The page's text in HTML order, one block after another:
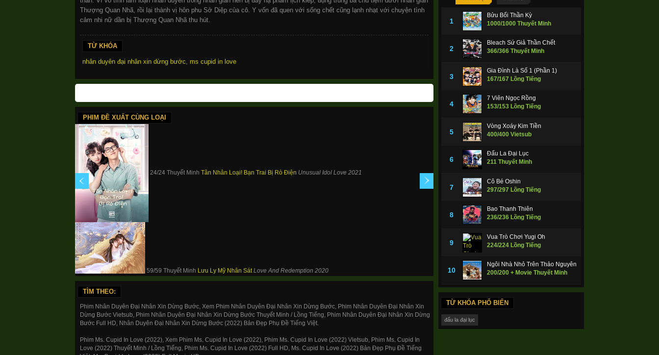
Thượng Quan Nhã, rồi lại thành vị hôn phu Sở Diệp của cô. Y vốn đã quen với sống chết cũng lạnh nhạt với chuyện tình
cảm nhi nữ dần bị Thượng Quan Nhã thu hút.
TỪ KHÓA
nhân duyên đại nhân xin dừng bước, ms cupid in love
PHIM ĐỀ XUẤT CÙNG LOẠI
24/24 Thuyết Minh Tân Nhân Loại! Bạn Trai Bị Rò Điện Unusual Idol Love 2021
59/59 Thuyết Minh Lưu Ly Mỹ Nhân Sát Love And Redemption 2020
TÌM THEO:
Phim Nhân Duyên Đại Nhân Xin Dừng Bước, Xem Phim Nhân Duyên Đại Nhân Xin Dừng Bước, Phim Nhân Duyên Đại Nhân Xin
Dừng Bước Vietsub, Phim Nhân Duyên Đại Nhân Xin Dừng Bước Thuyết Minh / Lồng Tiếng, Phim Nhân Duyên Đại Nhân Xin Dừng
Bước Full HD, Nhân Duyên Đại Nhân Xin Dừng Bước (2022) Bản Đẹp Phụ Đề Tiếng Việt.
Phim Ms. Cupid In Love (2022), Xem Phim Ms. Cupid In Love (2022), Phim Ms. Cupid In Love (2022) Vietsub, Phim Ms. Cupid In
Love (2022) Thuyết Minh / Lồng Tiếng, Phim Ms. Cupid In Love (2022) Full HD, Ms. Cupid In Love (2022) Bản Đẹp Phụ Đề Tiếng
1
Bửu Bối Thần Kỳ
1000/1000 Thuyết Minh
2
Bleach Sứ Giả Thần Chết
366/366 Thuyết Minh
3
Gia Đình Là Số 1 (Phần 1)
167/167 Lồng Tiếng
4
7 Viên Ngọc Rồng
153/153 Lồng Tiếng
5
Vòng Xoáy Kim Tiền
400/400 Vietsub
6
Đấu La Đại Lục
211 Thuyết Minh
7
Cô Bé Oshin
297/297 Lồng Tiếng
8
Bao Thanh Thiên
236/236 Lồng Tiếng
9
Vua Trò Chơi Yugi Oh
224/224 Lồng Tiếng
10
Ngôi Nhà Nhỏ Trên Thảo Nguyên
200/200 + Movie Thuyết Minh
TỪ KHÓA PHỔ BIẾN
đấu la đại lục